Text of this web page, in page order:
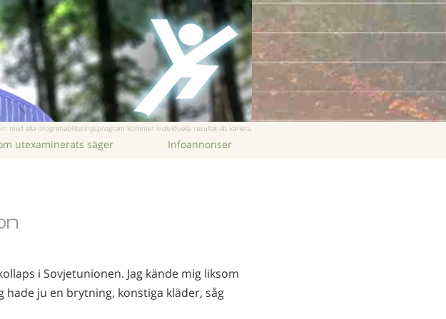
Norsk
Portuguès
Ryska
Svenska
Kinesiska
med alla drogrehabiliteringsprogram kommer individuella resultat att variera.
utexaminerats säger Infoannonser
i Sovjetunionen. Jag kände mig liksom
ju en brytning, konstiga kläder, såg